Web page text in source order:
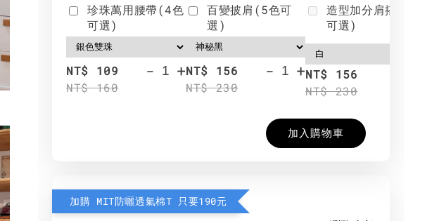
珍珠萬用腰帶(4色
可選)
NT$ 109
NT$ 160
- +
百變披肩(5色可
選)
NT$ 156
NT$ 230
- +
造型加分肩搭(4色
可選)
NT$ 156
NT$ 230
加入購物車
加購 MIT防曬透氣棉T 只要190元